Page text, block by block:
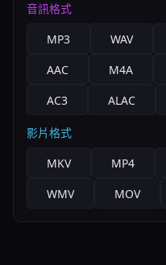
音訊格式
MP3
WAV
AAC
M4A
AC3
ALAC
影片格式
MKV
MP4
WMV
MOV